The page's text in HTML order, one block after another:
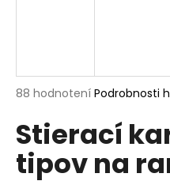
Priemerné
produktu
je
4,8
88 hodnotení Podrobnosti
Stierací
tipov na
ť
?